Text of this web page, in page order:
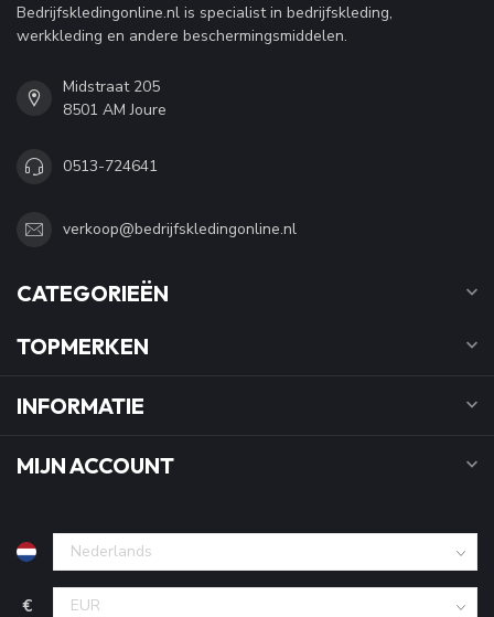
Bedrijfskledingonline.nl is specialist in bedrijfskleding,
werkkleding en andere beschermingsmiddelen.
Midstraat 205
8501 AM Joure
0513-724641
verkoop@bedrijfskledingonline.nl
CATEGORIEËN
TOPMERKEN
INFORMATIE
MIJN ACCOUNT
€